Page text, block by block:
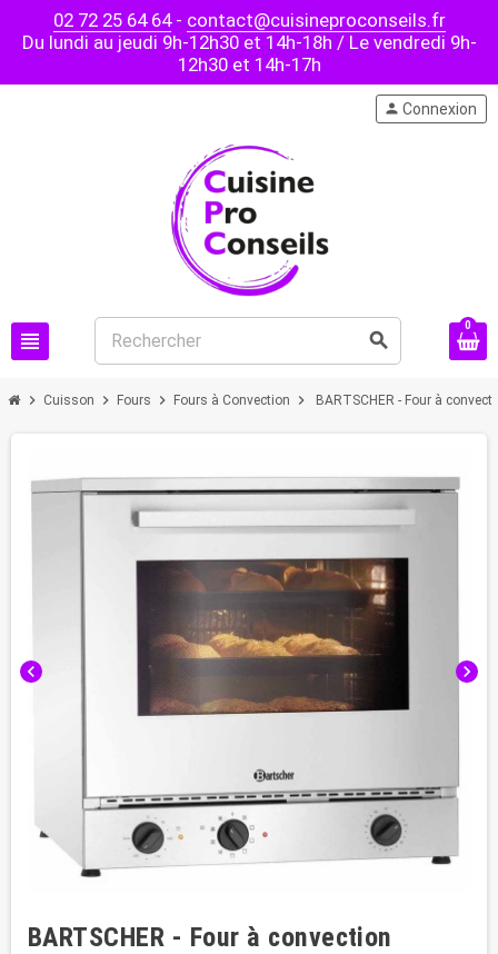
02 72 25 64 64- contact@cuisineproconseils.fr
Du lundi au jeudi 9h-12h30 et 14h-18h / Le vendredi 9h-
12h30 et 14h-17h
view_headline search
person Connexion
0
chevron_right Cuisson chevron_right Fours chevron_right Fours à Convection chevron_right BARTSCHER - Four à
chevron_left chevron_right
BARTSCHER - Four à convection